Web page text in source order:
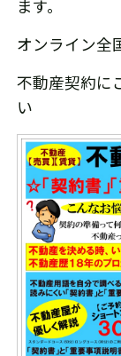
ます。
オンライン全
不動産契約に
い